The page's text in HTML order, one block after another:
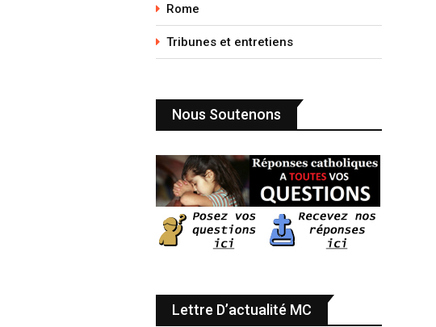
Rome
Tribunes et entretiens
Nous Soutenons
Lettre D’actualité MC